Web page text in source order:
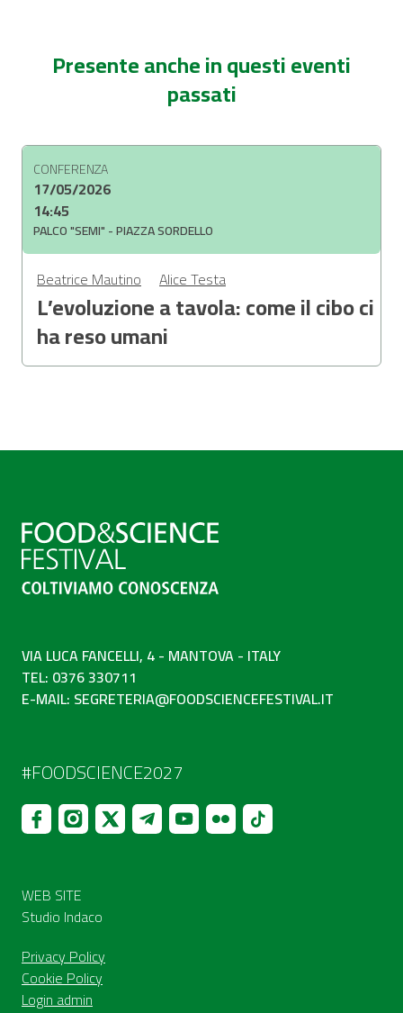
Presente anche in questi eventi
passati
CONFERENZA
17/05/2026
14:45
PALCO "SEMI" - PIAZZA SORDELLO
Beatrice Mautino Alice Testa
L’evoluzione a tavola: come il cibo ci
ha reso umani
VIA LUCA FANCELLI, 4 - MANTOVA - ITALY
TEL: 0376 330711
E-MAIL: SEGRETERIA@FOODSCIENCEFESTIVAL.IT
#FOODSCIENCE2027
WEB SITE
Studio Indaco
Privacy Policy
Cookie Policy
Login admin